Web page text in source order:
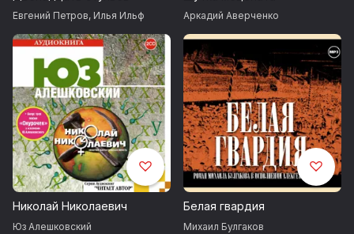
Евгений Петров, Илья Ильф Аркадий Аверченко
Николай Николаевич
Юз Алешковский
Белая гвардия
Михаил Булгаков